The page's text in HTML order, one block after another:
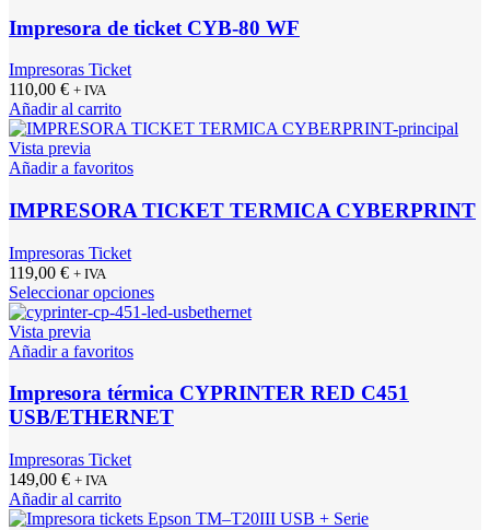
Impresora de ticket CYB-80 WF
Impresoras Ticket
110,00 € + IVA
Añadir al carrito
Vista previa
Añadir a favoritos
IMPRESORA TICKET TERMICA CYBERPRINT
Impresoras Ticket
119,00 € + IVA
Seleccionar opciones
Vista previa
Añadir a favoritos
Impresora térmica CYPRINTER RED C451
USB/ETHERNET
Impresoras Ticket
149,00 € + IVA
Añadir al carrito